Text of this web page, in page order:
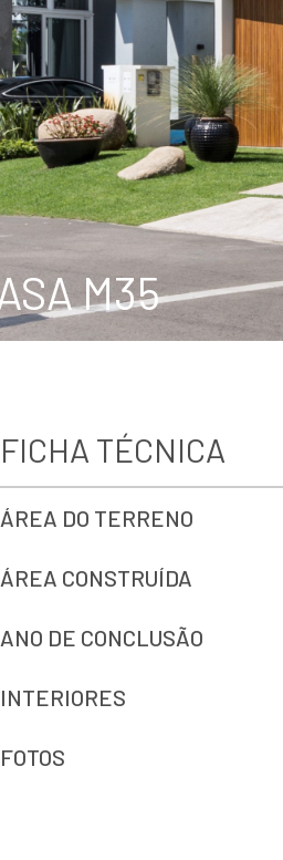
M35
FICHA TÉCNICA
ÁREA DO TERRENO
ÁREA CONSTRUÍDA
ANO DE CONCLUSÃO
INTERIORES
FOTOS